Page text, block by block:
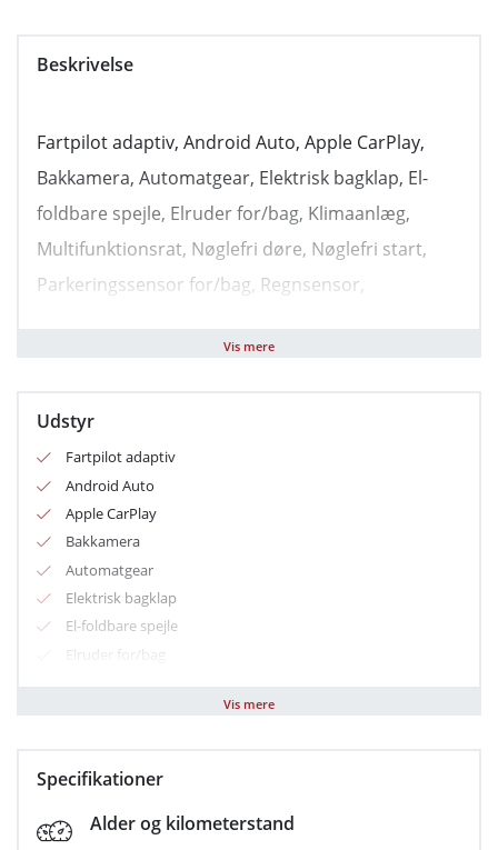
Beskrivelse
Fartpilot adaptiv, Android Auto, Apple CarPlay,
Bakkamera, Automatgear, Elektrisk bagklap, El-
foldbare spejle, Elruder for/bag, Klimaanlæg,
Multifunktionsrat, Nøglefri døre, Nøglefri start,
Parkeringssensor for/bag, Regnsensor,
Armlæn bag, Dellæder, Højdejusterbart
Læderrat, Airbag, Auto hold, Automatisk lys,
Dæktrykssensor, Isofix, Vejbaneassistent,
Vis mere
Udstyr
Fartpilot adaptiv
Android Auto
Apple CarPlay
Bakkamera
Automatgear
Elektrisk bagklap
El-foldbare spejle
Elruder for/bag
Nøglefri start
Regnsensor
Vis mere
Specifikationer
Alder og kilometerstand